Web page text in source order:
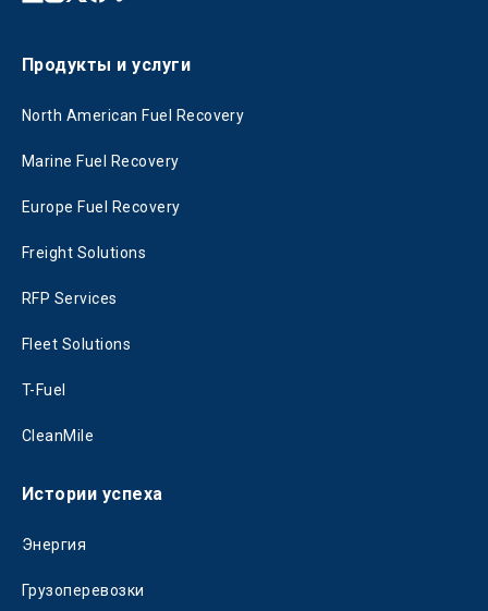
Продукты и услуги
North American Fuel Recovery
Marine Fuel Recovery
Europe Fuel Recovery
Freight Solutions
RFP Services
Fleet Solutions
T-Fuel
CleanMile
Истории успеха
Энергия
Грузоперевозки